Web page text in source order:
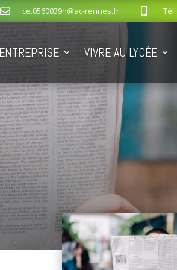
 ce.0560039n@ac-rennes.fr Tél.
VIVRE AU LYCÉE